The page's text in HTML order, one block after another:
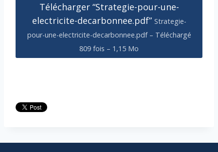
Télécharger “Strategie-pour-une-
electricite-decarbonnee.pdf” Strategie-
pour-une-electricite-decarbonnee.pdf – Téléchargé
809 fois – 1,15 Mo